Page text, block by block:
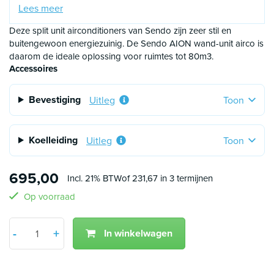
gecertificeerd F-gassen monteur. Gezien deze verplichting
zijn verkopende bedrijven ook verplicht om te registeren of
dit daadwerkelijk gebeurd. Uiteraard kunnen wij ook de
inbedrijfstelling voor u realiseren hier zitten kosten aan
verbonden maar de hoogte hiervan is wel beperkt.
Lees meer
Deze split unit airconditioners van Sendo zijn zeer stil en
buitengewoon energiezuinig. De Sendo AION wand-unit airco is
daarom de ideale oplossing voor ruimtes tot 80m3.
Accessoires
Bevestiging Uitleg Toon
Koelleiding Uitleg Toon
695,00 Incl. 21% BTWof 231,67 in 3 termijnen
Op voorraad
-
Min 1
Aantal
+
Plus 1
In winkelwagen